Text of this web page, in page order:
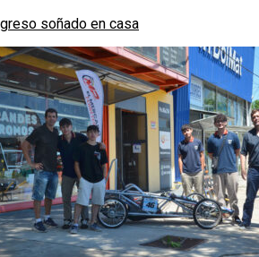
soñado en casa